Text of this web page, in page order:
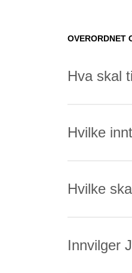
OVERORDNET
Hva skal
Hvilke
Hvilke
Innvilger